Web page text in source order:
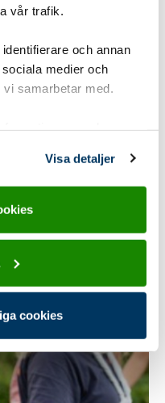
vår trafik.
och annan
medier och
samarbetar med.
tjänster.
Visa detaljer
cookies
,16 eller fler